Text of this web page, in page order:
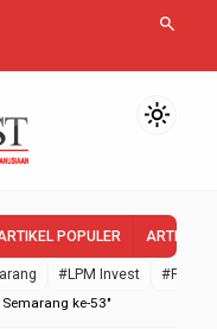
search
light_mode
POPULER ARTIKEL
#LPM Invest
#FEBI
ke-53"